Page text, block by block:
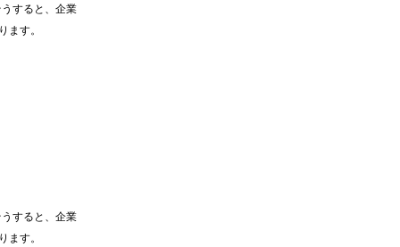
すると、企業
ます。
すると、企業
ます。